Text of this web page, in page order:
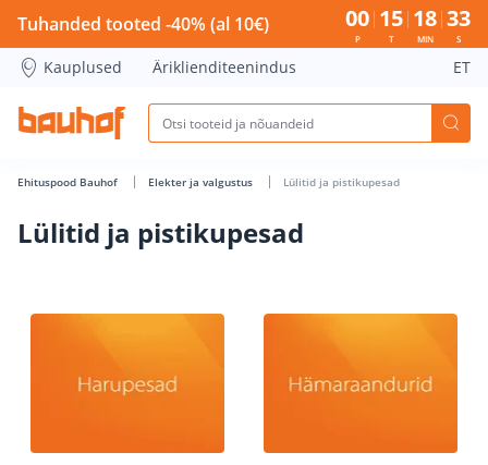
Lülitid ja pistikupesad - Bauhof has loaded
Tuhanded tooted -40% (al 10€) 00
P
15
T
18
MIN
32
S
Kauplused Äriklienditeenindus ET
Ehituspood Bauhof Elekter ja valgustus Lülitid ja pistikupesad
Lülitid ja pistikupesad